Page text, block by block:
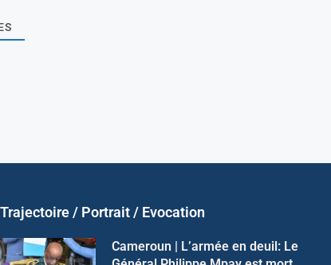
Trajectoire / Portrait / Evocation
Cameroun | L’armée en deuil: Le